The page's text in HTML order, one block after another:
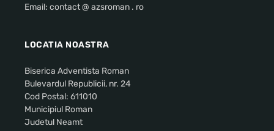
Email: contact @ azsroman . ro
LOCATIA NOASTRA
Biserica Adventista Roman
Bulevardul Republicii, nr. 24
Cod Postal: 611010
Municipiul Roman
Judetul Neamt